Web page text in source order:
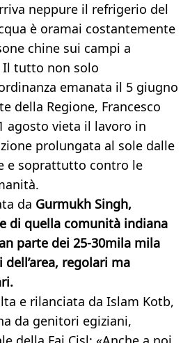
neppure il refrigerio del
è oramai costantemente
chine sui campi a
Il tutto non solo
emanata il 5 giugno
della Regione, Francesco
agosto vieta il lavoro in
prolungata al sole dalle
e soprattutto contro le
da Gurmukh Singh,
di quella comunità indiana
parte dei 25-30mila mila
regolari ma
e rilanciata da Islam Kotb,
da genitori egiziani,